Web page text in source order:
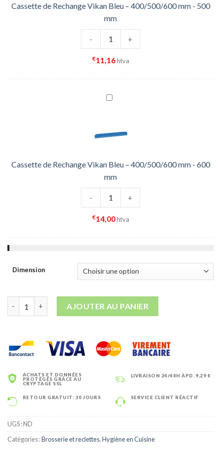
Cassette de Rechange Vikan Bleu – 400/500/600 mm - 500
mm
- +
€11,16 htva
Cassette de Rechange Vikan Bleu – 400/500/600 mm - 600
mm
- +
€14,00 htva
Dimension
AJOUTER AU PANIER
ACHATS ET DONNÉES
PROTÉGÉS GRÂCE AU
CRYPTAGE SSL
LIVRAISON 24/48H ÀPD. 9,29 €
RETOUR GRATUIT: 30 JOURS SERVICE CLIENT RÉACTIF
UGS :ND
Catégories :Brosserie et reclettes,Hygiène en Cuisine